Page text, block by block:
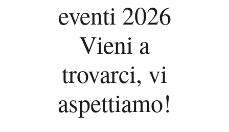
eventi 2026
Vieni a
trovarci, vi
aspettiamo!